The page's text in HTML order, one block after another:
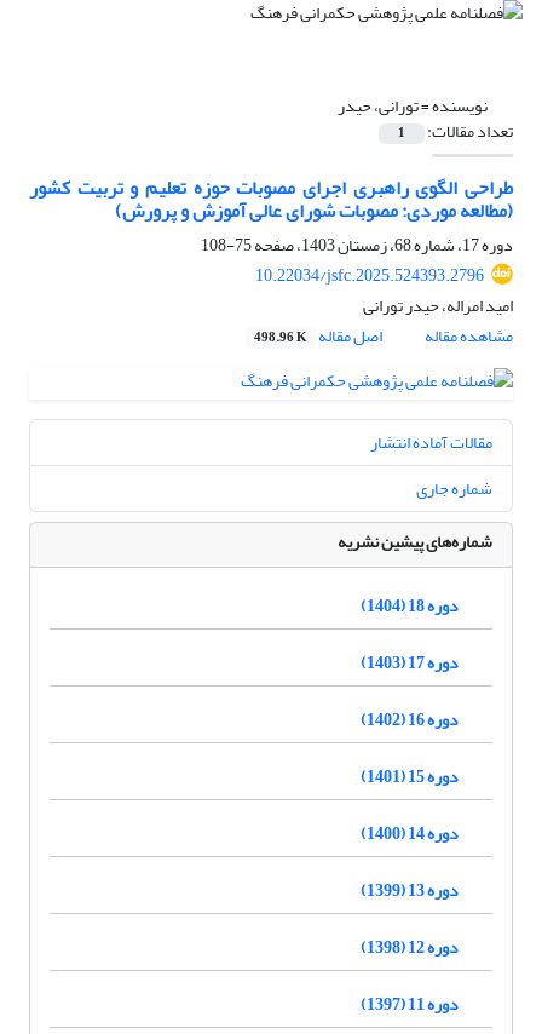
نویسنده =تورانی، حیدر
تعداد مقالات: 1
طراحی الگوی راهبری اجرای مصوبات حوزه تعلیم و تربیت کشور
(مطالعه موردی: مصوبات شورای عالی آموزش و پرورش)
دوره 17، شماره 68، زمستان 1403، صفحه
75-108
10.22034/jsfc.2025.524393.2796
امید امراله، حیدر تورانی
مشاهده مقاله
اصل مقاله 498.96 K
مقالات آماده انتشار
شماره جاری
شماره‌های پیشین نشریه
دوره 18 (1404)
دوره 17 (1403)
دوره 16 (1402)
دوره 15 (1401)
دوره 14 (1400)
دوره 13 (1399)
دوره 12 (1398)
دوره 11 (1397)